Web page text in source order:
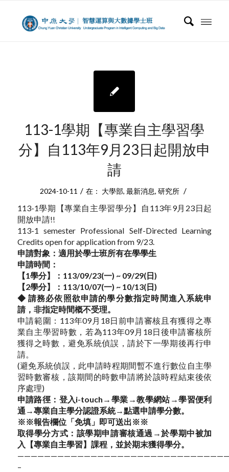
113-1學期【專業自主學習學
分】自113年9月23日起開放申
請
2024-10-11 / 在： 大學部, 最新消息, 研究所 /
113-1學期【專業自主學習學分】自113年9月23日起
開放申請!!
113-1 semester Professional Self-Directed Learning
Credits open for application from 9/23.
申請對象：適用於學士班所有在學學生
申請時間：
【1學分】：113/09/23(一) ~ 09/29(日)
【2學分】：113/10/07(一) ~ 10/13(日)
◆ 請務必依照欲申請的學分數指定時間進入系統申
請，非指定時間概不受理。
申請範圍：113年09月18日前申請審核且有獲得之專
業自主學習時數，若為113年09月18日後申請審核所
獲得之時數，避免系統偵誤，請於下一學期後再行申
請。
(避免系統偵誤，此申請時程期間暫不進行數位自主學
習時數審核，該期間的時數申請將於該時程結束後依
序處理)
申請路徑：登入i-touch→學業→教學網站→學習便利
通→專業自主學分認證系統→點選申請學分數。
※※報告欄位「免填」即可送出※※
取得學分方式： 該學期申請審核通過→於學期中被加
入【專業自主學習】課程，並於期末獲得學分。
–